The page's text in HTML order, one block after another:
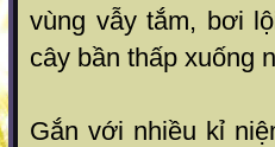
vùng vẫy tắm, bơi
cây bần thấp xuống
Gắn với nhiều kỉ